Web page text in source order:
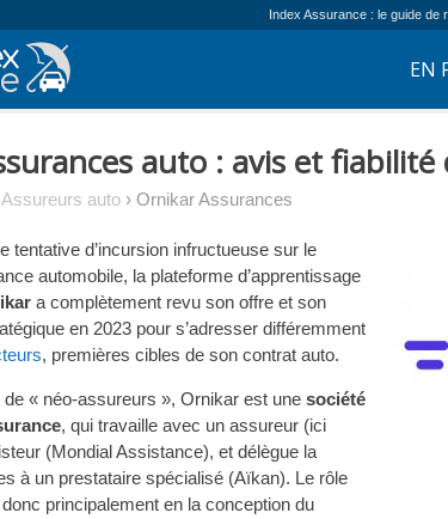
Index Assurance : le guide de
EN
auto : avis et fiabilité
Assureurs auto › Ornikar Assurances
tentative d’incursion infructueuse sur le
automobile, la plateforme d’apprentissage
a complètement revu son offre et son
en 2023 pour s’adresser différemment
, premières cibles de son contrat auto.
« néo-assureurs », Ornikar est une société
, qui travaille avec un assureur (ici
(Mondial Assistance), et délègue la
à un prestataire spécialisé (Aïkan). Le rôle
principalement en la conception du